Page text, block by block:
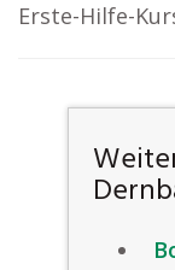
Erste-Hilfe-